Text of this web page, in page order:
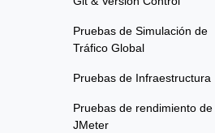
Pruebas de Simulación de
Tráfico Global
Pruebas de Infraestructura
Pruebas de rendimiento de
JMeter